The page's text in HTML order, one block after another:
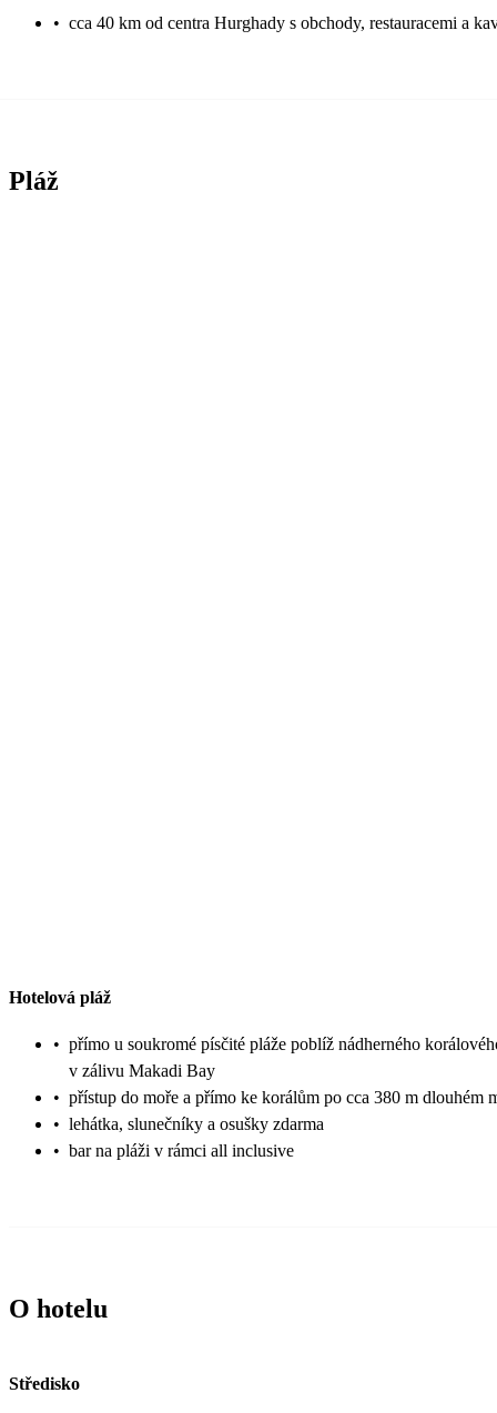
• cca 40 km od centra Hurghady s obchody, restauracemi a
Pláž
Hotelová pláž
• přímo u soukromé písčité pláže poblíž nádherného
v zálivu Makadi Bay
• přístup do moře a přímo ke korálům po cca 380 m dlouhém
• lehátka, slunečníky a osušky zdarma
• bar na pláži v rámci all inclusive
O hotelu
Středisko